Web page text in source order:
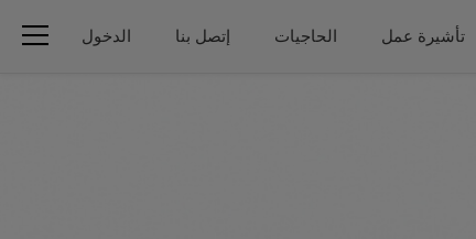
تأشيرة عمل الحاجيات إتصل بنا الدخول